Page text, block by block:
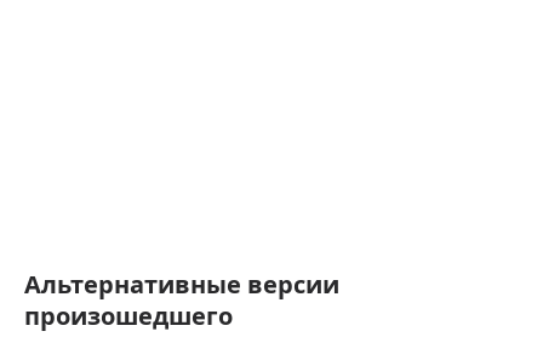
Альтернативные версии
произошедшего